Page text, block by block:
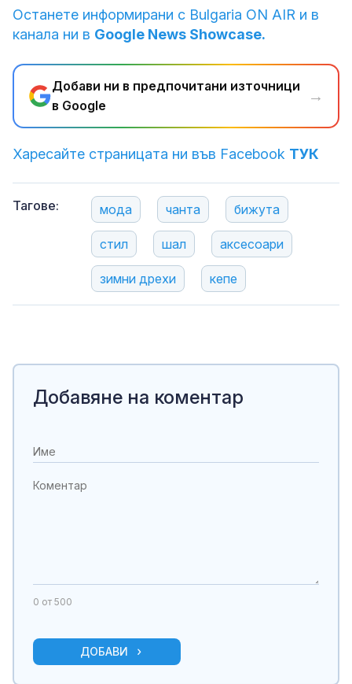
Останете информирани с Bulgaria ON AIR и в
канала ни в Google News Showcase.
Добави ни в предпочитани източници
в Google
→
Харесайте страницата ни във Facebook ТУК
Тагове: мода чанта бижута
стил шал аксесоари
зимни дрехи кепе
Добавяне на коментар
0 от 500
ДОБАВИ